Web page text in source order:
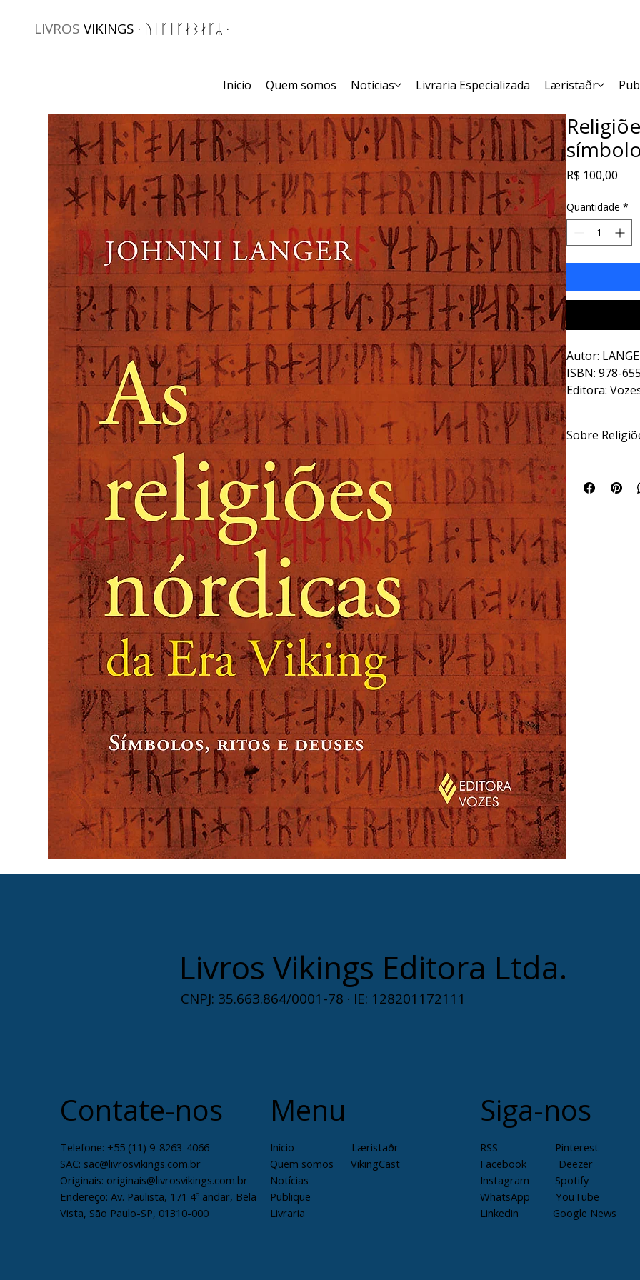
Início Quem somos Notícias Livraria Especializada Læristaðr
LIVROS VIKINGS · ᚢᛁᚴᛁᚴᛅᛒᛅᚴᛦ ·
R$ 100,00Preço
Quantidade *
Autor:
ISBN: 978-
Editora:
Páginas: 344
Dimensões:
Sobre
especialmente
sabemos
realizavam os
livros
acadêmico
Livros Vikings Editora Ltda.
CNPJ: 35.663.864/0001-78 · IE: 128201172111
Contate-nos
Telefone: +55 (11) 9-8263-4066
SAC: sac@livrosvikings.com.br
Originais: originais@livrosvikings.com.br
Endereço: Av. Paulista, 171 4º andar, Bela
Vista, São Paulo-SP, 01310-000
Menu
Início
Læristaðr
Quem somos
VikingCast
Notícias
Publique
Livraria
Siga-nos
RSS
Pinterest
Facebook
Deezer
Instagram
Spotify
WhatsApp
YouTube
Linkedin
Google News